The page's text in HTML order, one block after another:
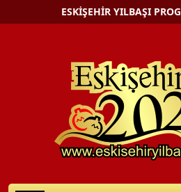
ESKIŞEHIR YILBAŞI